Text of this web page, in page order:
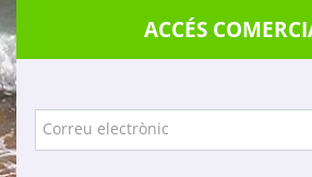
Contacte
Preguntes freqüents
Garanties
Serveis
ACCÉS
Correu electrònic